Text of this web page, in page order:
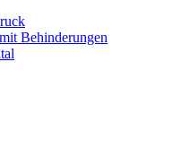
Behinderungen